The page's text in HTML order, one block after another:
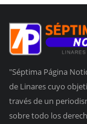
"Séptima Página
de Linares cuyo
través de un
sobre todo los